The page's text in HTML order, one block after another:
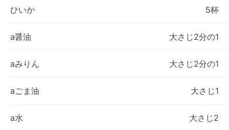
ひいか 5杯
a醤油 大さじ2分の1
aみりん 大さじ2分の1
aごま油 大さじ1
a水 大さじ2